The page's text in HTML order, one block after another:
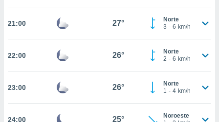
aceptar
sitio
21:00 27°
Norte
3 - 6 km/h
22:00 26°
Norte
2 - 6 km/h
23:00 26°
Norte
1 - 4 km/h
24:00 25°
Noroeste